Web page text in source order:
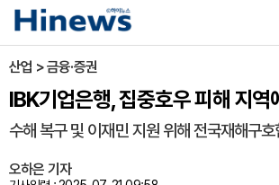
산업 > 금융·증권
IBK기업은행, 집중호우 피해 지역
수해 복구 및 이재민 지원 위해 전국재해구
오하은 기자